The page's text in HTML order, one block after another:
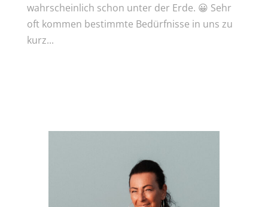
wahrscheinlich schon unter der Erde. 😀 Sehr
oft kommen bestimmte Bedürfnisse in uns zu
kurz...